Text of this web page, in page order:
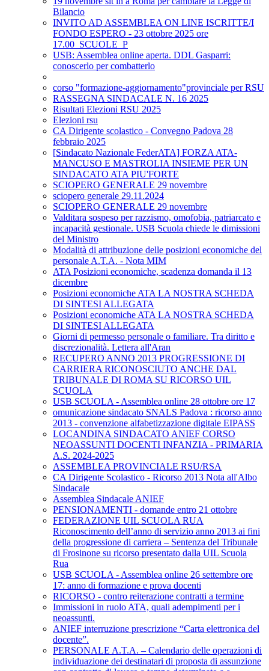
Bilancio
INVITO AD ASSEMBLEA ON LINE ISCRITTE/I
FONDO ESPERO - 23 ottobre 2025 ore
17.00_SCUOLE_P
USB: Assemblea online aperta. DDL Gasparri:
conoscerlo per combatterlo
corso "formazione-aggiornamento"provinciale per RSU
RASSEGNA SINDACALE N. 16 2025
Risultati Elezioni RSU 2025
Elezioni rsu
CA Dirigente scolastico - Convegno Padova 28
febbraio 2025
[Sindacato Nazionale FederATA] FORZA ATA-
MANCUSO E MASTROLIA INSIEME PER UN
SINDACATO ATA PIU'FORTE
SCIOPERO GENERALE 29 novembre
sciopero generale 29.11.2024
SCIOPERO GENERALE 29 novembre
Valditara sospeso per razzismo, omofobia, patriarcato e
incapacità gestionale. USB Scuola chiede le dimissioni
del Ministro
Modalità di attribuzione delle posizioni economiche del
personale A.T.A. - Nota MIM
ATA Posizioni economiche, scadenza domanda il 13
dicembre
Posizioni economiche ATA LA NOSTRA SCHEDA
DI SINTESI ALLEGATA
Posizioni economiche ATA LA NOSTRA SCHEDA
DI SINTESI ALLEGATA
Giorni di permesso personale o familiare. Tra diritto e
discrezionalità. Lettera all'Aran
RECUPERO ANNO 2013 PROGRESSIONE DI
CARRIERA RICONOSCIUTO ANCHE DAL
TRIBUNALE DI ROMA SU RICORSO UIL
SCUOLA
USB SCUOLA - Assemblea online 28 ottobre ore 17
omunicazione sindacato SNALS Padova : ricorso anno
2013 - convenzione alfabetizzazione digitale EIPASS
LOCANDINA SINDACATO ANIEF CORSO
NEOASSUNTI DOCENTI INFANZIA - PRIMARIA
A.S. 2024-2025
ASSEMBLEA PROVINCIALE RSU/RSA
CA Dirigente Scolastico - Ricorso 2013 Nota all'Albo
Sindacale
Assemblea Sindacale ANIEF
PENSIONAMENTI - domande entro 21 ottobre
FEDERAZIONE UIL SCUOLA RUA
Riconoscimento dell’anno di servizio anno 2013 ai fini
della progressione di carriera – Sentenza del Tribunale
di Frosinone su ricorso presentato dalla UIL Scuola
Rua
USB SCUOLA - Assemblea online 26 settembre ore
17: anno di formazione e prova docenti
RICORSO - contro reiterazione contratti a termine
Immissioni in ruolo ATA, quali adempimenti per i
neoassunti.
ANIEF interruzione prescrizione “Carta elettronica del
docente”.
PERSONALE A.T.A. – Calendario delle operazioni di
individuazione dei destinatari di proposta di assunzione